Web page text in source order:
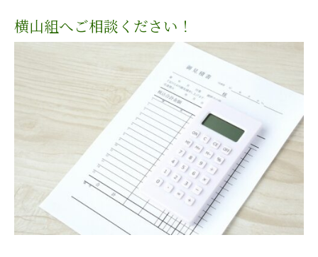
横山組へご相談ください！